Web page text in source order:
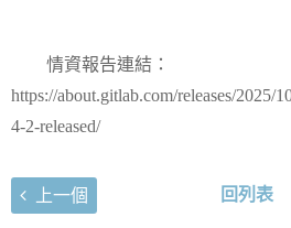
情資報告連結：
https://about.gitlab.com/releases/2025/
4-2-released/
上一個 回列表